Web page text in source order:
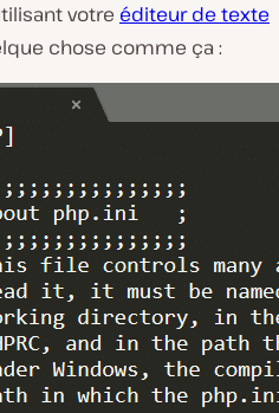
votre éditeur de texte
chose comme ça :